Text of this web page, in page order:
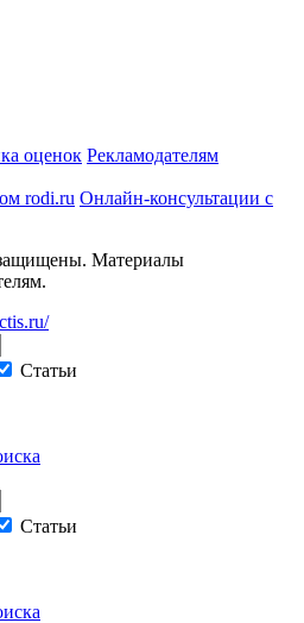
оценок Рекламодателям
rodi.ru Онлайн-консультации с
Материалы
Статьи
Статьи